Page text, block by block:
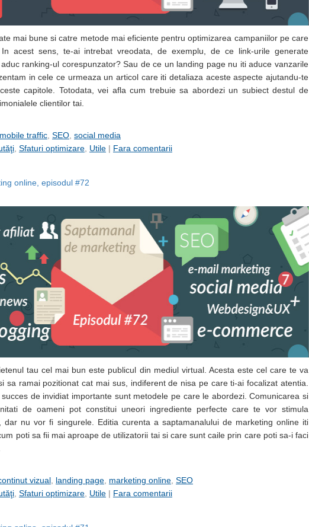
mai bune si catre metode mai eficiente pentru optimizarea campaniilor pe care
acest sens, te-ai intrebat vreodata, de exemplu, de ce link-urile generate
ranking-ul corespunzator? Sau de ce un landing page nu iti aduce vanzarile
in cele ce urmeaza un articol care iti detaliaza aceste aspecte ajutandu-te
capitole. Totodata, vei afla cum trebuie sa abordezi un subiect destul de
clientilor tai.
mobile traffic SEO social media
Sfaturi optimizare Utile | Fara comentarii
online, episodul #72
tau cel mai bun este publicul din mediul virtual. Acesta este cel care te va
sa ramai pozitionat cat mai sus, indiferent de nisa pe care ti-ai focalizat atentia.
de invidiat importante sunt metodele pe care le abordezi. Comunicarea si
de oameni pot constitui uneori ingrediente perfecte care te vor stimula
dar nu vor fi singurele. Editia curenta a saptamanalului de marketing online iti
poti sa fii mai aproape de utilizatorii tai si care sunt caile prin care poti sa-i faci
vizual landing page marketing online SEO
Sfaturi optimizare Utile | Fara comentarii